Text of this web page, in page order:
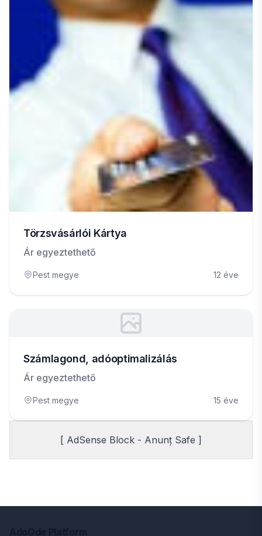
Törzsvásárlói Kártya
Ár egyeztethető
Pest megye 12 éve
Számlagond, adóoptimalizálás
Ár egyeztethető
Pest megye 15 éve
[ AdSense Block - Anunț Safe ]